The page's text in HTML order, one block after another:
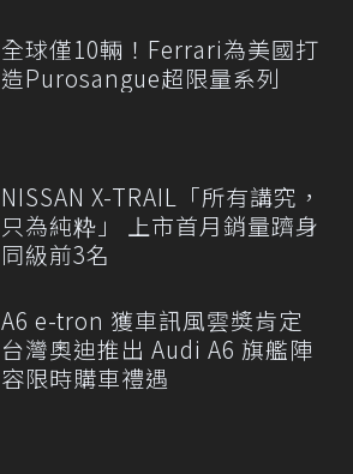
全球僅10輛！Ferrari為美國打
造Purosangue超限量系列
NISSAN X-TRAIL「所有講究，
只為純粋」 上市首月銷量躋身
同級前3名
A6 e-tron 獲車訊風雲獎肯定
台灣奧迪推出 Audi A6 旗艦陣
容限時購車禮遇